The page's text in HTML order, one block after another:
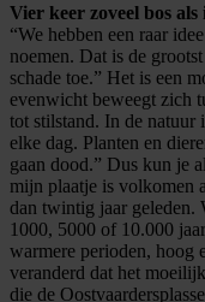
Vier keer zoveel bos als
“We hebben een raar
noemen. Dat is de
schade toe.” Het is een
evenwicht beweegt zich
tot stilstand. In de natuur
elke dag. Planten en
gaan dood.” Dus kun je
mijn plaatje is volkomen
dan twintig jaar geleden.
1000, 5000 of 10.000
warmere perioden, hoog
veranderd dat het
die de